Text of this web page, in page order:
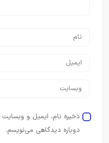
ذخیره نام، ایمیل و وبسایت من در
دوباره دیدگاهی می‌نویسم.